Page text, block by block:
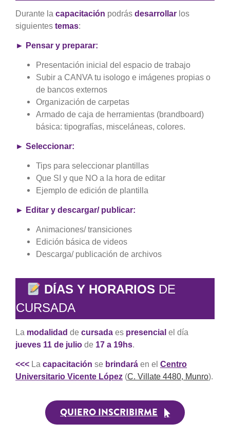
Durante la capacitación podrás desarrollar los
siguientes temas:
► Pensar y preparar:
Presentación inicial del espacio de trabajo
Subir a CANVA tu isologo e imágenes propias o
de bancos externos
Organización de carpetas
Armado de caja de herramientas (brandboard)
básica: tipografías, misceláneas, colores.
► Seleccionar:
Tips para seleccionar plantillas
Que SI y que NO a la hora de editar
Ejemplo de edición de plantilla
► Editar y descargar/ publicar:
Animaciones/ transiciones
Edición básica de videos
Descarga/ publicación de archivos
DÍAS Y HORARIOS DE
CURSADA
La modalidad de cursadaes presencial el día
jueves 11 de julio de 17 a 19hs.
<<<La capacitación se brindará en el Centro
Universitario Vicente López(C. Villate 4480, Munro).
QUIERO INSCRIBIRME